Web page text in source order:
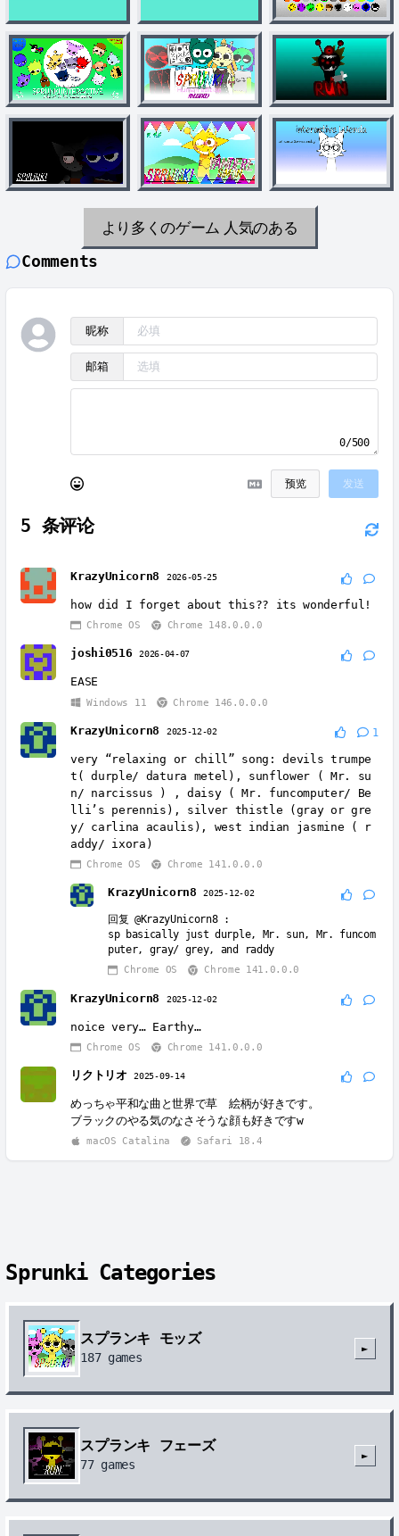
より多くのゲーム 人気のある
Comments
昵称
邮箱
0/500
预览 发送
5 条评论
KrazyUnicorn8 2026-05-25
how did I forget about this?? its wonderful!
Chrome OS Chrome 148.0.0.0
joshi0516 2026-04-07
EASE
Windows 11 Chrome 146.0.0.0
KrazyUnicorn8 2025-12-02 1
very “relaxing or chill” song: devils trumpe
t( durple/ datura metel), sunflower ( Mr. su
n/ narcissus ) , daisy ( Mr. funcomputer/ Be
lli’s perennis), silver thistle (gray or gre
y/ carlina acaulis), west indian jasmine ( r
addy/ ixora)
Chrome OS Chrome 141.0.0.0
KrazyUnicorn8 2025-12-02
回复@KrazyUnicorn8:
sp basically just durple, Mr. sun, Mr. funcom
puter, gray/ grey, and raddy
Chrome OS
Chrome 141.0.0.0
KrazyUnicorn8 2025-12-02
noice very… Earthy…
Chrome OS Chrome 141.0.0.0
リクトリオ 2025-09-14
めっちゃ平和な曲と世界で草 絵柄が好きです。
ブラックのやる気のなさそうな顔も好きですw
macOS Catalina Safari 18.4
Sprunki Categories
スプランキ モッズ
187games
►
スプランキ フェーズ
77games
►